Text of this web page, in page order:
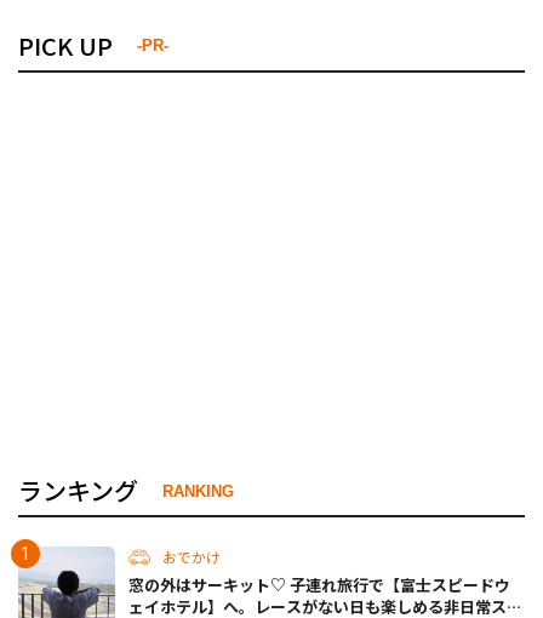
PICK UP -PR-
ランキング RANKING
おでかけ
窓の外はサーキット♡ 子連れ旅行で【富士スピードウ
ェイホテル】へ。レースがない日も楽しめる非日常ステ